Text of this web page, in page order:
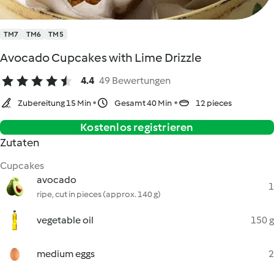
TM7 TM6 TM5
Avocado Cupcakes with Lime Drizzle
4.4 49 Bewertungen
Zubereitung 15 Min Gesamt 40 Min 12 pieces
Kostenlos registrieren
Zutaten
Cupcakes
avocado
ripe, cut in pieces (approx. 140 g)
1
vegetable oil 150 g
medium eggs 2